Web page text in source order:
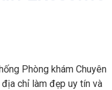
Phòng khám Chuyên
chỉ làm đẹp uy tín và